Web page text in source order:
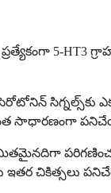
5-HT3
ఈ సెరోటోనిన్
సాధారణంగా
ఇతర చికిత్సలు